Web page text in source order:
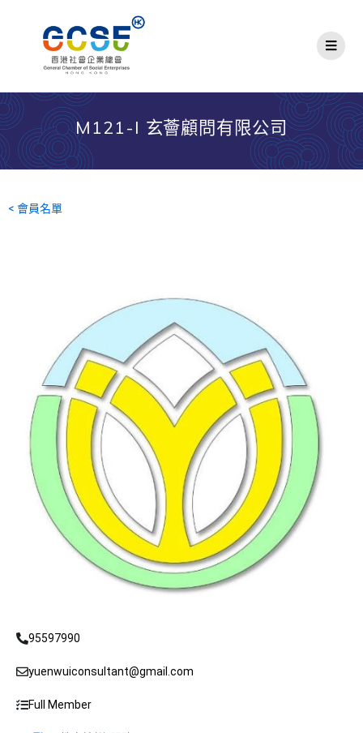
M121-I 玄薈顧問有限公司
< 會員名單
95597990
yuenwuiconsultant@gmail.com
Full Member